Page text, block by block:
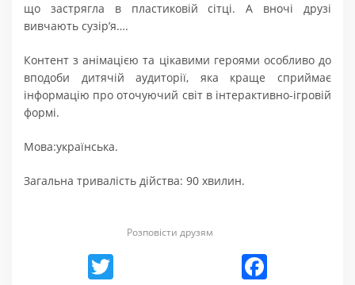
що застрягла в пластиковій сітці. А вночі друзі
вивчають сузір’я….
Контент з анімацією та цікавими героями особливо до
вподоби дитячій аудиторії, яка краще сприймає
інформацію про оточуючий світ в інтерактивно-ігровій
формі.
Мова:українська.
Загальна тривалість дійства: 90 хвилин.
Розповісти друзям
Twitter Facebook